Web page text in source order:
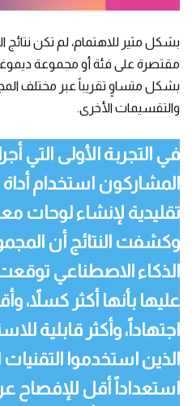
بشكل مثير للاهتمام، لم تكن نتائج
مقتصرة على فئة أو مجموعة
بشكل متساوٍ تقريباً عبر مختلف
والتقسيمات الأخرى.
في التجربة الأولى التي
المشاركون استخدام
تقليدية لإنشاء لوحات
وكشفت النتائج أن
الذكاء الاصطناعي
عليها بأنها أكثر كسلاً،
اجتهاداً، وأكثر قابلية
الذين استخدموا التقنيات
استعداداً أقل للإفصاح